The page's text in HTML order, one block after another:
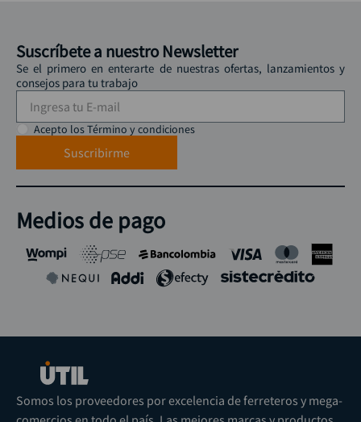
Suscríbete a nuestro Newsletter
Se el primero en enterarte de nuestras ofertas, lanzamientos y
consejos para tu trabajo
Acepto los Término y condiciones
Suscribirme
Medios de pago
Somos los proveedores por excelencia de ferreteros y mega-